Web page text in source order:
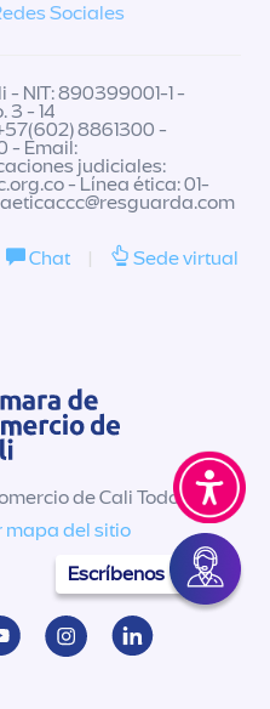
Escríbenos
Sociales
NIT: 890399001-1 -
3 - 14
8861300 -
- Email:
judiciales:
- Línea ética: 01-
Chat | Sede virtual
de Cali Todos los
mapa del sitio